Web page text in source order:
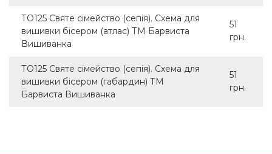
ТО125 Святе сімейство (сепія). Схема для
вишивки бісером (атлас) ТМ Барвиста
Вишиванка
51
грн.
ТО125 Святе сімейство (сепія). Схема для
вишивки бісером (габардин) ТМ
Барвиста Вишиванка
51
грн.